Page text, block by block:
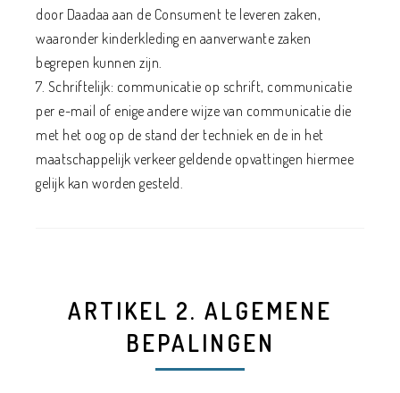
door Daadaa aan de Consument te leveren zaken,
waaronder kinderkleding en aanverwante zaken
begrepen kunnen zijn.
7. Schriftelijk: communicatie op schrift, communicatie
per e-mail of enige andere wijze van communicatie die
met het oog op de stand der techniek en de in het
maatschappelijk verkeer geldende opvattingen hiermee
gelijk kan worden gesteld.
ARTIKEL 2. ALGEMENE
BEPALINGEN